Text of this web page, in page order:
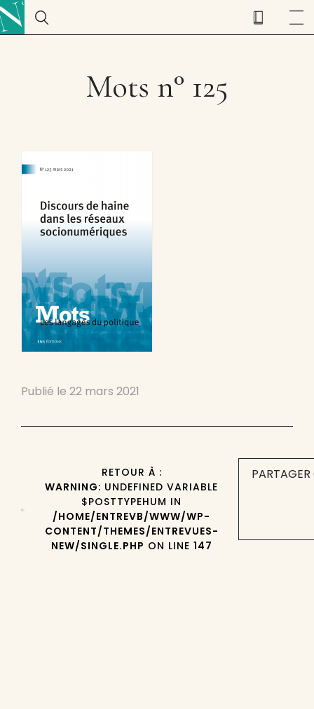
Mots n° 125
Publié le 22 mars 2021
RETOUR À :
WARNING: UNDEFINED VARIABLE
$POSTTYPEHUM IN
/HOME/ENTREVB/WWW/WP-
CONTENT/THEMES/ENTREVUES-
NEW/SINGLE.PHP ON LINE 147